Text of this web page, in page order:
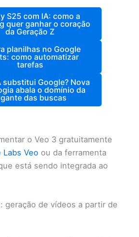
S25 com IA: como a
quer ganhar o coração
da Geração Z
planilhas no Google
como automatizar
tarefas
substitui Google? Nova
abala o domínio da
das buscas
o Veo 3 gratuitamente
Labs Veo ou da ferramenta
está sendo integrada ao
geração de vídeos a partir de